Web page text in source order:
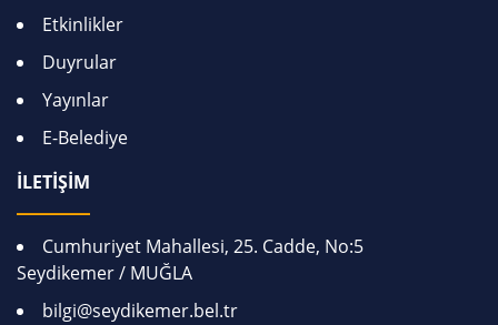
Etkinlikler
Duyrular
Yayınlar
E-Belediye
İLETİŞİM
Cumhuriyet Mahallesi, 25. Cadde, No:5
Seydikemer / MUĞLA
bilgi@seydikemer.bel.tr